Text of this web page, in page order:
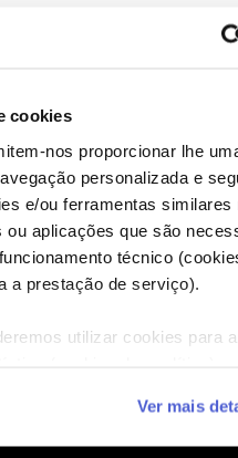
cookies
nos proporcionar lhe
personalizada e
e/ou ferramentas similares
ou aplicações que são
técnico
a prestação de serviço).
utilizar cookies para
de personalização e
adaptar anúncios aos seus
Ver mais
que COMBINA